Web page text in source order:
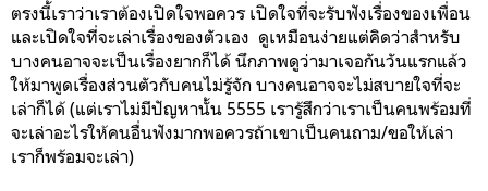
ตรงนี้เราว่าเราต้องเปิดใจพอควร เปิดใจที่จะรับฟังเรื่องของเพื่อน
และเปิดใจที่จะเล่าเรื่องของตัวเอง ดูเหมือนง่ายแต่คิดว่าสำหรับ
บางคนอาจจะเป็นเรื่องยากก็ได้ นึกภาพดูว่ามาเจอกันวันแรกแล้ว
ให้มาพูดเรื่องส่วนตัวกับคนไม่รู้จัก บางคนอาจจะไม่สบายใจที่จะ
เล่าก็ได้ (แต่เราไม่มีปัญหานั้น 5555 เรารู้สึกว่าเราเป็นคนพร้อมที่
จะเล่าอะไรให้คนอื่นฟังมากพอควรถ้าเขาเป็นคนถาม/ขอให้เล่า
เราก็พร้อมจะเล่า)